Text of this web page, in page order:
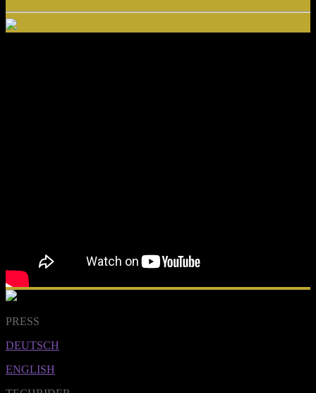
PRESS
DEUTSCH
ENGLISH